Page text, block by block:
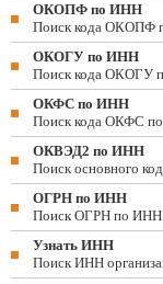
ОКОПФ по ИНН
Поиск кода ОКОПФ
ОКОГУ по ИНН
Поиск кода ОКОГУ
ОКФС по ИНН
Поиск кода ОКФС
ОКВЭД2 по ИНН
Поиск основного
ОГРН по ИНН
Поиск ОГРН по ИНН
Узнать ИНН
Поиск ИНН